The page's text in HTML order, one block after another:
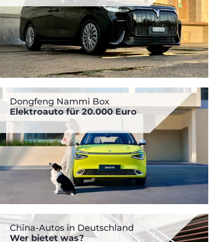
Dongfeng Nammi Box
Elektroauto für 20.000 Euro
China-Autos in Deutschland
Wer bietet was?